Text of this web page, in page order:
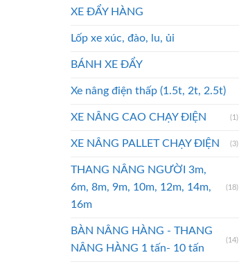
XE ĐẨY HÀNG
Lốp xe xúc, đào, lu, ủi
BÁNH XE ĐẨY
Xe nâng điện thấp (1.5t, 2t, 2.5t)
XE NÂNG CAO CHẠY ĐIỆN (1)
XE NÂNG PALLET CHẠY ĐIỆN (3)
THANG NÂNG NGƯỜI 3m,
6m, 8m, 9m, 10m, 12m, 14m,
16m
(18)
BÀN NÂNG HÀNG - THANG
NÂNG HÀNG 1 tấn- 10 tấn
(14)